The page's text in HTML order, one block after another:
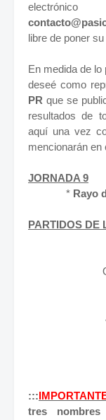
libre de poner
En medida de
deseé como
PR que se
resultados de
aquí una vez
mencionarán en
JORNADA 9
* Rayo
PARTIDOS DE
:::
tres